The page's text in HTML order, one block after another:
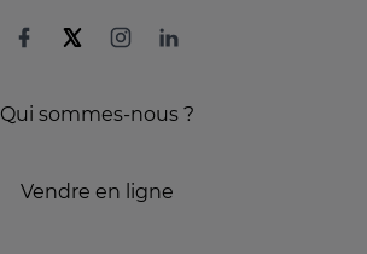
Qui sommes-nous ?
Vendre en ligne